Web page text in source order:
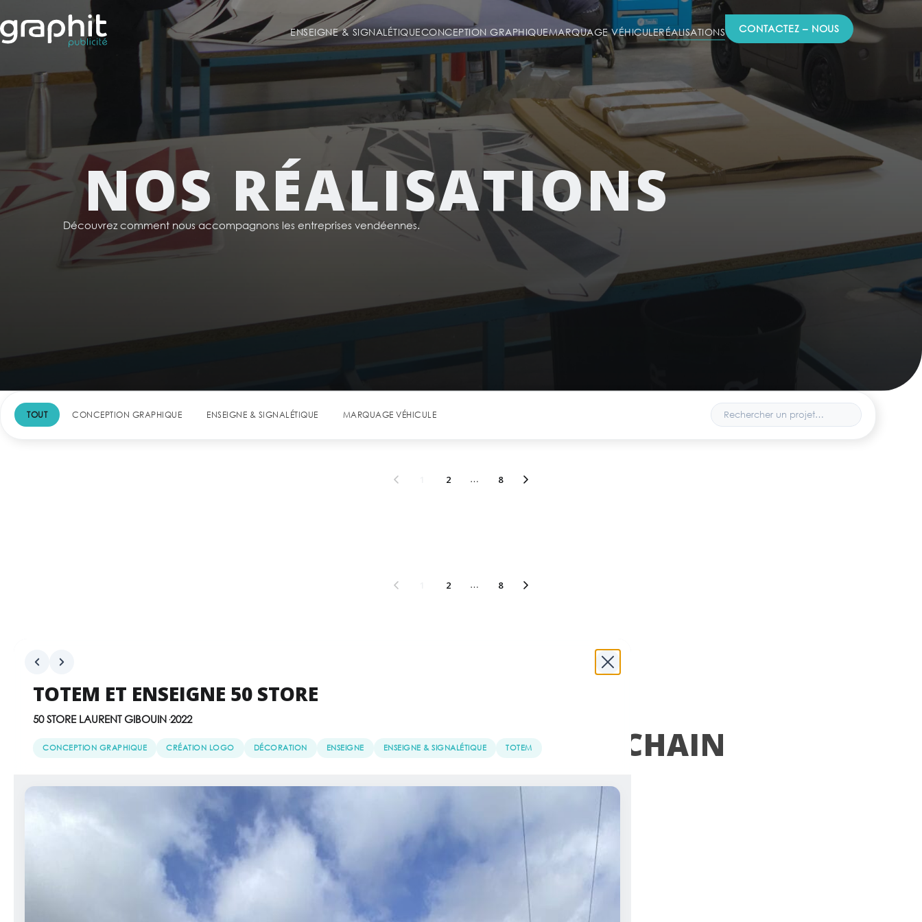
ENSEIGNE & SIGNALÉTIQUECONCEPTION GRAPHIQUEMARQUAGE VÉHICULERÉALISATIONS CONTACTEZ – NOUS
NOS RÉALISATIONS
Découvrez comment nous accompagnons les entreprises vendéennes.
TOUT CONCEPTION GRAPHIQUE ENSEIGNE & SIGNALÉTIQUE MARQUAGE VÉHICULE
2 … 8
2 … 8
TOTEM ET ENSEIGNE 50 STORE
50 STORE LAURENT GIBOUIN·2022
CONCEPTION GRAPHIQUE CRÉATION LOGO DÉCORATION ENSEIGNE ENSEIGNE & SIGNALÉTIQUE TOTEM
VOTRE PROJET SERA LE PROCHAIN
Entreprise
Téléphone